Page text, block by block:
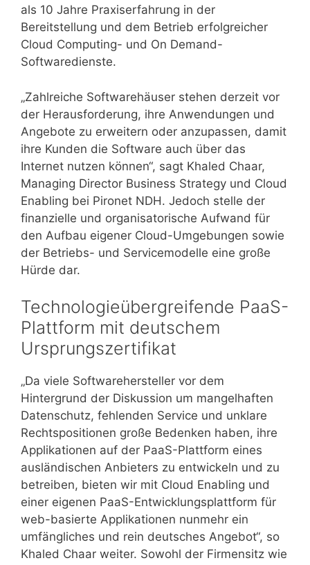
als 10 Jahre Praxiserfahrung in der
Bereitstellung und dem Betrieb erfolgreicher
Cloud Computing- und On Demand-
Softwaredienste.
„Zahlreiche Softwarehäuser stehen derzeit vor
der Herausforderung, ihre Anwendungen und
Angebote zu erweitern oder anzupassen, damit
ihre Kunden die Software auch über das
Internet nutzen können“, sagt Khaled Chaar,
Managing Director Business Strategy und Cloud
Enabling bei Pironet NDH. Jedoch stelle der
finanzielle und organisatorische Aufwand für
den Aufbau eigener Cloud-Umgebungen sowie
der Betriebs- und Servicemodelle eine große
Hürde dar.
Technologieübergreifende PaaS-
Plattform mit deutschem
Ursprungszertifikat
„Da viele Softwarehersteller vor dem
Hintergrund der Diskussion um mangelhaften
Datenschutz, fehlenden Service und unklare
Rechtspositionen große Bedenken haben, ihre
Applikationen auf der PaaS-Plattform eines
ausländischen Anbieters zu entwickeln und zu
betreiben, bieten wir mit Cloud Enabling und
einer eigenen PaaS-Entwicklungsplattform für
web-basierte Applikationen nunmehr ein
umfängliches und rein deutsches Angebot“, so
Khaled Chaar weiter. Sowohl der Firmensitz wie